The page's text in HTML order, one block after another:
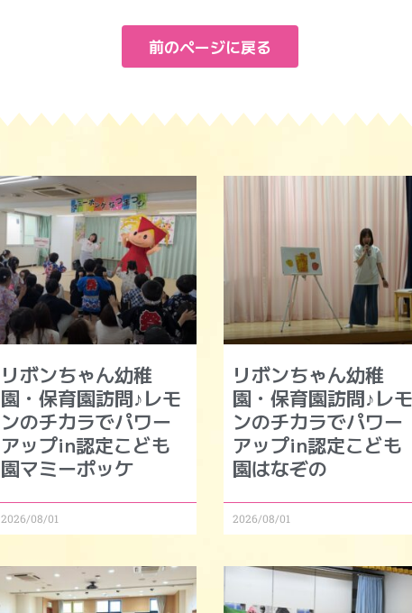
前のページに戻る
リボンちゃん幼稚
園・保育園訪問♪レモ
ンのチカラでパワー
アップin認定こども
園マミーポッケ
2026/08/01
リボンちゃん幼稚
園・保育園訪問♪レモ
ンのチカラでパワー
アップin認定こども
園はなぞの
2026/08/01